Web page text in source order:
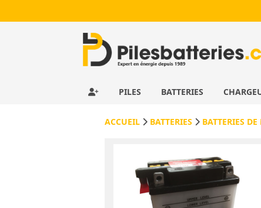
PILES BATTERIES
ACCUEIL BATTERIES BATTERIES